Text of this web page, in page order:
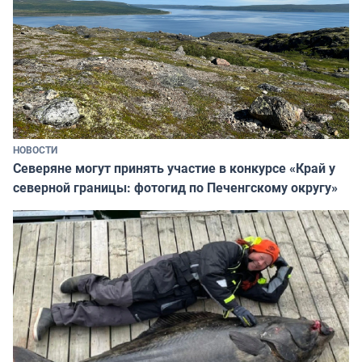
НОВОСТИ
Северяне могут принять участие в конкурсе «Край у
северной границы: фотогид по Печенгскому округу»